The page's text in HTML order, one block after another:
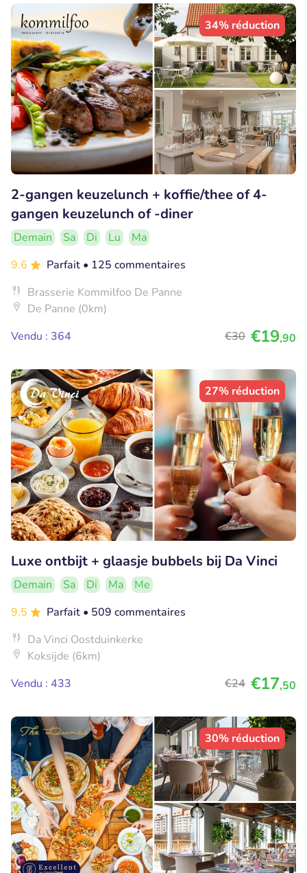
34% réduction
2-gangen keuzelunch + koffie/thee of 4-
gangen keuzelunch of -diner
Demain Sa Di Lu
Ma
9.6
Parfait • 125 commentaires
Brasserie Kommilfoo De Panne
De Panne (0km)
Vendu : 364
€30 €19,90
27% réduction
Luxe ontbijt + glaasje bubbels bij Da Vinci
Demain Sa Di Ma
Me
9.5
Parfait • 509 commentaires
Da Vinci Oostduinkerke
Koksijde (6km)
Vendu : 433
€24 €17,50
30% réduction